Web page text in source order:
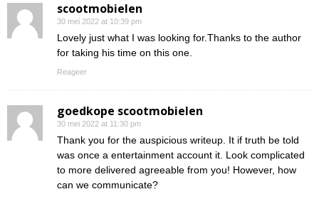
scootmobielen
30 mei 2022 at 10:39 pm
Lovely just what I was looking for.Thanks to the author
for taking his time on this one.
Reageer
goedkope scootmobielen
30 mei 2022 at 11:30 pm
Thank you for the auspicious writeup. It if truth be told
was once a entertainment account it. Look complicated
to more delivered agreeable from you! However, how
can we communicate?